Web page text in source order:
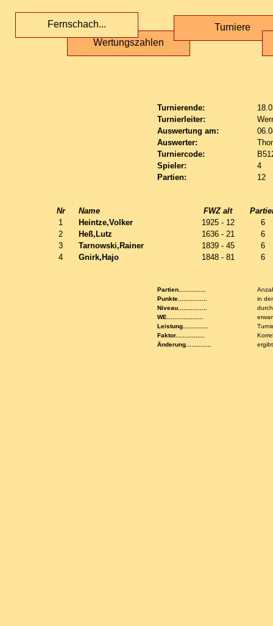
Wertungszahlen
Fernschach... Turniere
Turnierende:
Turnierleiter:
Auswertung am:
Auswerter:
Turniercode:
Spieler:
4
Partien:
12
Nr Name FWZ alt
1
Heintze,Volker 1925 - 12
6
2
Heß,Lutz 1636 - 21
6
3
Tarnowski,Rainer 1839 - 45
6
4
Gnirk,Hajo 1848 - 81 6
Partien...............
Punkte................
in
Niveau................
WE....................
Leistung..............
Faktor................
Änderung..............